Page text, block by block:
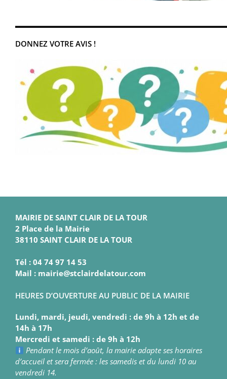
DONNEZ VOTRE AVIS !
MAIRIE DE SAINT CLAIR DE LA TOUR
2 Place de la Mairie
38110 SAINT CLAIR DE LA TOUR
Tél : 04 74 97 14 53
Mail : mairie@stclairdelatour.com
HEURES D’OUVERTURE AU PUBLIC DE LA MAIRIE
Lundi, mardi, jeudi, vendredi : de 9h à 12h et de
14h à 17h
Mercredi et samedi : de 9h à 12h
Pendant le mois d’août, la mairie adapte ses horaires
d’accueil et sera fermée : les samedis et du lundi 10 au
vendredi 14.